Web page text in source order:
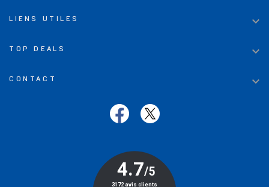
LIENS UTILES 
TOP DEALS 
CONTACT 